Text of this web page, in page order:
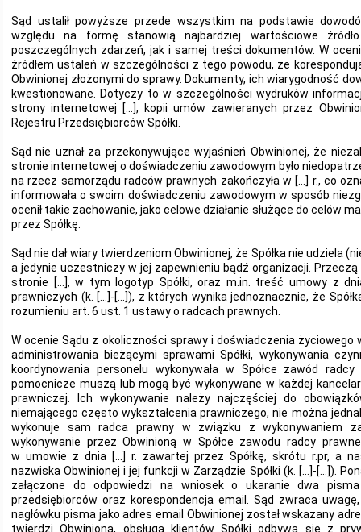
Sąd ustalił powyższe przede wszystkim na podstawie
względu na formę stanowią najbardziej wartościowe
poszczególnych zdarzeń, jak i samej treści dokumentów. W
źródłem ustaleń w szczególności z tego powodu, że
Obwinionej złożonymi do sprawy. Dokumenty, ich wiarygodność
kwestionowane. Dotyczy to w szczególności wydruków
strony internetowej […], kopii umów zawieranych przez
Rejestru Przedsiębiorców Spółki.
Sąd nie uznał za przekonywujące wyjaśnień Obwinionej, że
stronie internetowej o doświadczeniu zawodowym było
na rzecz samorządu radców prawnych zakończyła w […] r., co
informowała o swoim doświadczeniu zawodowym w sposób
ocenił takie zachowanie, jako celowe działanie służące do celów
przez Spółkę.
Sąd nie dał wiary twierdzeniom Obwinionej, że Spółka nie udziela
a jedynie uczestniczy w jej zapewnieniu bądź organizacji.
stronie […], w tym logotyp Spółki, oraz m.in. treść umowy z
prawniczych (k. […]-[…]), z których wynika jednoznacznie, że
rozumieniu art. 6 ust. 1 ustawy o radcach prawnych.
W ocenie Sądu z okoliczności sprawy i doświadczenia życiowego
administrowania bieżącymi sprawami Spółki, wykonywania
koordynowania personelu wykonywała w Spółce zawód
pomocnicze muszą lub mogą być wykonywane w każdej
prawniczej. Ich wykonywanie należy najczęściej do
niemającego często wykształcenia prawniczego, nie można
wykonuje sam radca prawny w związku z wykonywaniem
wykonywanie przez Obwinioną w Spółce zawodu radcy
w umowie z dnia […] r. zawartej przez Spółkę, skrótu r.pr, a
nazwiska Obwinionej i jej funkcji w Zarządzie Spółki (k. […]-[…]).
załączone do odpowiedzi na wniosek o ukaranie dwa
przedsiębiorców oraz korespondencja email. Sąd zwraca
nagłówku pisma jako adres email Obwinionej został wskazany
twierdzi Obwiniona, obsługa klientów Spółki odbywa się z